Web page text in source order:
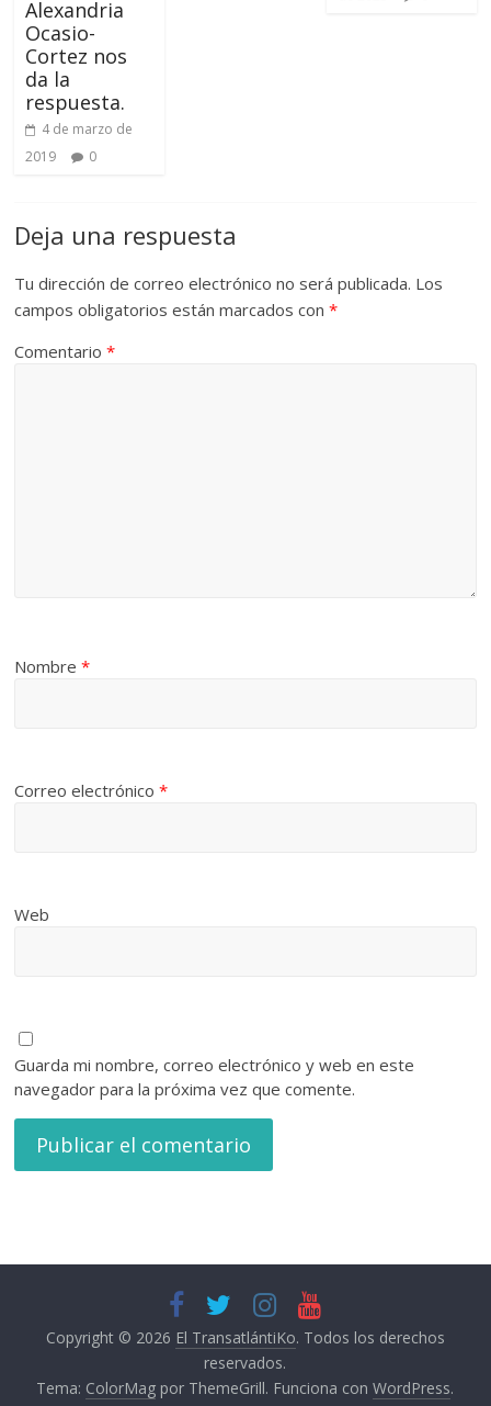
Alexandria
Ocasio-
Cortez nos
da la
respuesta.
4 de marzo de
2019
0
Deja una respuesta
Tu dirección de correo electrónico no será publicada. Los
campos obligatorios están marcados con*
Comentario*
Nombre*
Correo electrónico*
Web
Guarda mi nombre, correo electrónico y web en este
navegador para la próxima vez que comente.
Copyright © 2026 El TransatlántiKo. Todos los derechos
reservados.
Tema: ColorMag por ThemeGrill. Funciona conWordPress.